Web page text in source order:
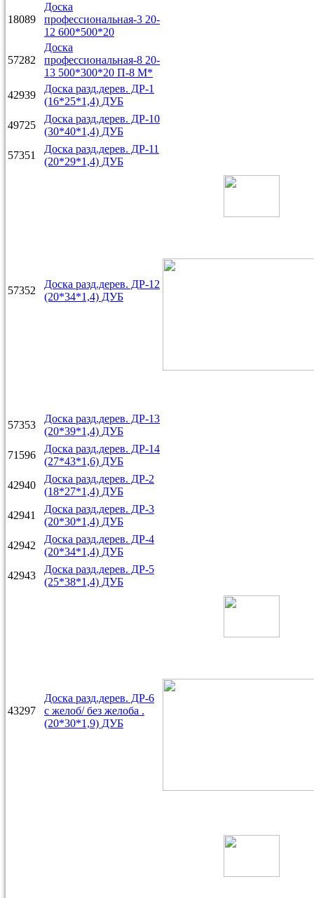
18089
Доска
профессиональная-3 20-
12 600*500*20
57282
Доска
профессиональная-8 20-
13 500*300*20 П-8 М*
42939
Доска разд.дерев. ДР-1
(16*25*1,4) ДУБ
49725
Доска разд.дерев. ДР-10
(30*40*1,4) ДУБ
57351
Доска разд.дерев. ДР-11
(20*29*1,4) ДУБ
57352
Доска разд.дерев. ДР-12
(20*34*1,4) ДУБ
57353
Доска разд.дерев. ДР-13
(20*39*1,4) ДУБ
71596
Доска разд.дерев. ДР-14
(27*43*1,6) ДУБ
42940
Доска разд.дерев. ДР-2
(18*27*1,4) ДУБ
42941
Доска разд.дерев. ДР-3
(20*30*1,4) ДУБ
42942
Доска разд.дерев. ДР-4
(20*34*1,4) ДУБ
42943
Доска разд.дерев. ДР-5
(25*38*1,4) ДУБ
43297
Доска разд.дерев. ДР-6
с желоб/ без желоба .
(20*30*1,9) ДУБ